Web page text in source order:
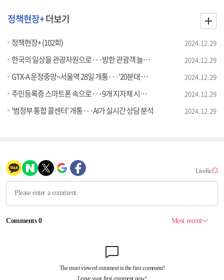
정책현장+더보기
정책현장+ (102회) 2024.12.29
한국의 일상을 관광자원으로···방한 관광객 늘린다 2024.12.29
GTX-A 운정중앙~서울역 28일 개통···'20분대 이동' 2024.12.29
주민등록증 스마트폰 속으로···9개 지자체 시범 발급 2024.12.29
'범정부 통합 콜센터' 개통···AI가 실시간 상담 분석 2024.12.29